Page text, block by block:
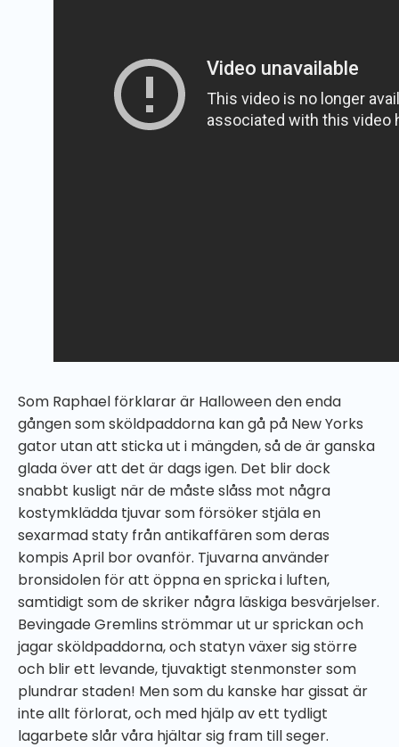
Som Raphael förklarar är Halloween den enda
gången som sköldpaddorna kan gå på New Yorks
gator utan att sticka ut i mängden, så de är ganska
glada över att det är dags igen. Det blir dock
snabbt kusligt när de måste slåss mot några
kostymklädda tjuvar som försöker stjäla en
sexarmad staty från antikaffären som deras
kompis April bor ovanför. Tjuvarna använder
bronsidolen för att öppna en spricka i luften,
samtidigt som de skriker några läskiga besvärjelser.
Bevingade Gremlins strömmar ut ur sprickan och
jagar sköldpaddorna, och statyn växer sig större
och blir ett levande, tjuvaktigt stenmonster som
plundrar staden! Men som du kanske har gissat är
inte allt förlorat, och med hjälp av ett tydligt
lagarbete slår våra hjältar sig fram till seger.